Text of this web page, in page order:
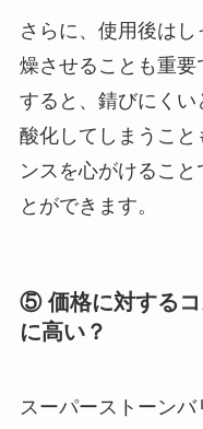
さらに、使用後は
燥させることも重
すると、錆びにく
酸化してしまうこ
ンスを心がけるこ
とができます。
⑤ 価格に対するコ
に高い？
スーパーストーンバ